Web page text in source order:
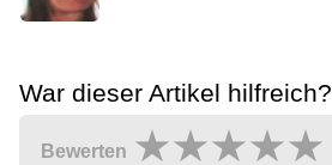
War dieser Artikel hilfreich?
Bewerten